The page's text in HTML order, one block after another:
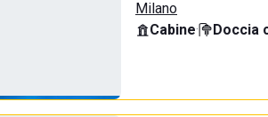
Milano
Cabine· Doccia